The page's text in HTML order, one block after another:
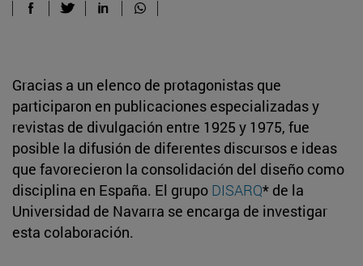
Gracias a un elenco de protagonistas que
participaron en publicaciones especializadas y
revistas de divulgación entre 1925 y 1975, fue
posible la difusión de diferentes discursos e ideas
que favorecieron la consolidación del diseño como
disciplina en España. El grupo DISARQ* de la
Universidad de Navarra se encarga de investigar
esta colaboración.